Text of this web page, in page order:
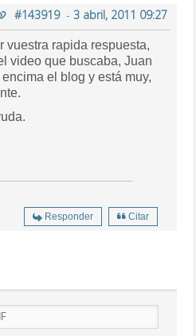
#143919- 3 abril, 2011 09:27
vuestra rapida respuesta,
Juan
el blog y está muy,
Responder Citar